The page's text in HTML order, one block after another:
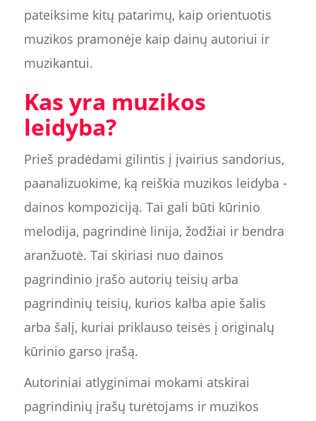
pateiksime kitų patarimų, kaip orientuotis
muzikos pramonėje kaip dainų autoriui ir
muzikantui.
Kas yra muzikos
leidyba?
Prieš pradėdami gilintis į įvairius sandorius,
paanalizuokime, ką reiškia muzikos leidyba -
dainos kompoziciją. Tai gali būti kūrinio
melodija, pagrindinė linija, žodžiai ir bendra
aranžuotė. Tai skiriasi nuo dainos
pagrindinio įrašo autorių teisių arba
pagrindinių teisių, kurios kalba apie šalis
arba šalį, kuriai priklauso teisės į originalų
kūrinio garso įrašą.
Autoriniai atlyginimai mokami atskirai
pagrindinių įrašų turėtojams ir muzikos